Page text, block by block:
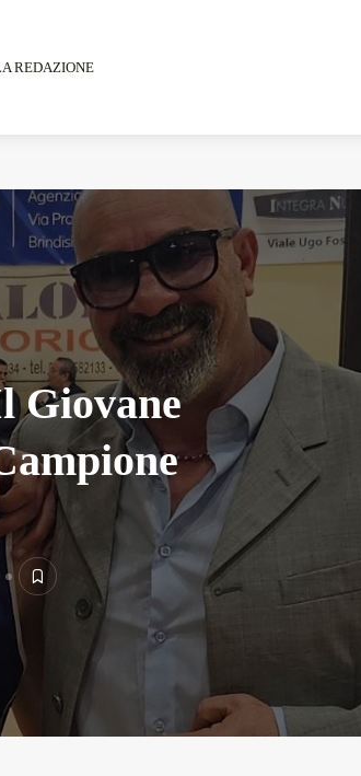
REDAZIONE
Sorry, you have
Fès... Overdrive Fest A
Maggio 29, 2026
Giovane